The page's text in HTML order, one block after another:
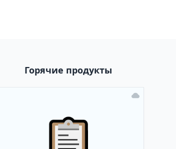
Горячие продукты